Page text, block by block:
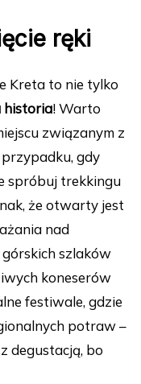
ręki
Kreta to nie tylko
historia! Warto
związanym z
gdy
spróbuj trekkingu
że otwarty jest
nad
szlaków
koneserów
festiwale, gdzie
potraw –
degustacją, bo